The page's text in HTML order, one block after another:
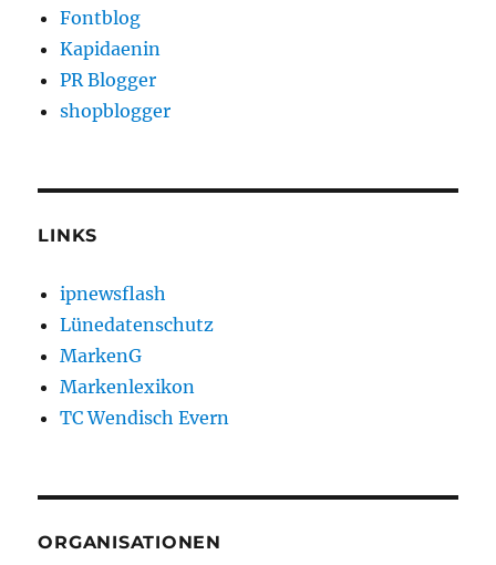
Fontblog
Kapidaenin
PR Blogger
shopblogger
LINKS
ipnewsflash
Lünedatenschutz
MarkenG
Markenlexikon
TC Wendisch Evern
ORGANISATIONEN